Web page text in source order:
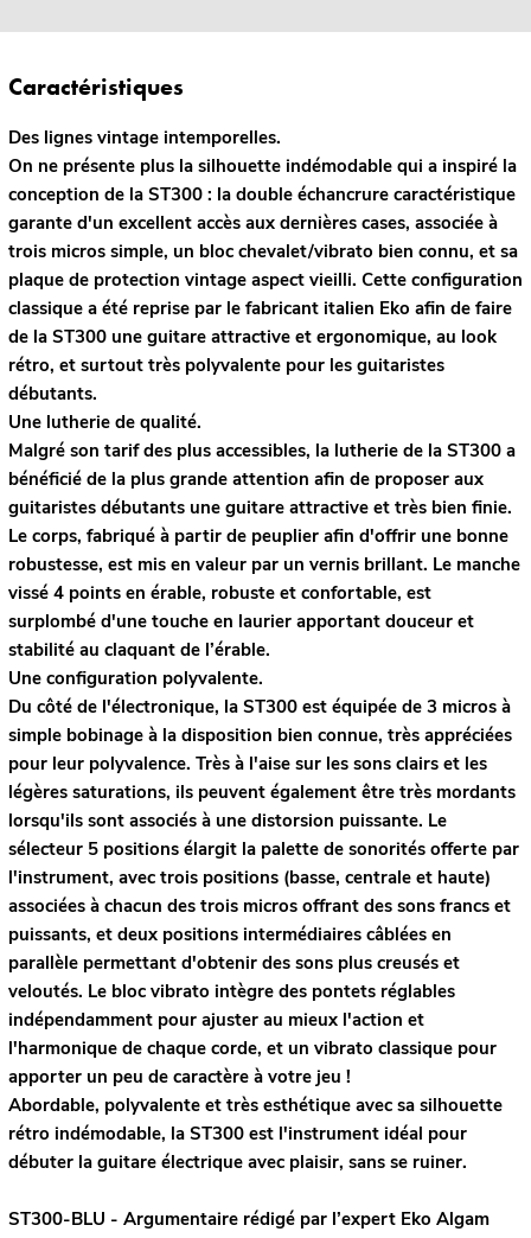
Caractéristiques
Des lignes vintage intemporelles.
On ne présente plus la silhouette indémodable qui a inspiré la
conception de la ST300 : la double échancrure caractéristique
garante d'un excellent accès aux dernières cases, associée à
trois micros simple, un bloc chevalet/vibrato bien connu, et sa
plaque de protection vintage aspect vieilli. Cette configuration
classique a été reprise par le fabricant italien Eko afin de faire
de la ST300 une guitare attractive et ergonomique, au look
rétro, et surtout très polyvalente pour les guitaristes
débutants.
Une lutherie de qualité.
Malgré son tarif des plus accessibles, la lutherie de la ST300 a
bénéficié de la plus grande attention afin de proposer aux
guitaristes débutants une guitare attractive et très bien finie.
Le corps, fabriqué à partir de peuplier afin d'offrir une bonne
robustesse, est mis en valeur par un vernis brillant. Le manche
vissé 4 points en érable, robuste et confortable, est
surplombé d'une touche en laurier apportant douceur et
stabilité au claquant de l’érable.
Une configuration polyvalente.
Du côté de l'électronique, la ST300 est équipée de 3 micros à
simple bobinage à la disposition bien connue, très appréciées
pour leur polyvalence. Très à l'aise sur les sons clairs et les
légères saturations, ils peuvent également être très mordants
lorsqu'ils sont associés à une distorsion puissante. Le
sélecteur 5 positions élargit la palette de sonorités offerte par
l'instrument, avec trois positions (basse, centrale et haute)
associées à chacun des trois micros offrant des sons francs et
puissants, et deux positions intermédiaires câblées en
parallèle permettant d'obtenir des sons plus creusés et
veloutés. Le bloc vibrato intègre des pontets réglables
indépendamment pour ajuster au mieux l'action et
l'harmonique de chaque corde, et un vibrato classique pour
apporter un peu de caractère à votre jeu !
Abordable, polyvalente et très esthétique avec sa silhouette
rétro indémodable, la ST300 est l'instrument idéal pour
débuter la guitare électrique avec plaisir, sans se ruiner.
ST300-BLU - Argumentaire rédigé par l’expert Eko Algam